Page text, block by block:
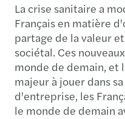
La crise sanitaire a
Français en matière
partage de la valeur
sociétal. Ces
monde de demain, et
majeur à jouer dans
d'entreprise, les
le monde de demain